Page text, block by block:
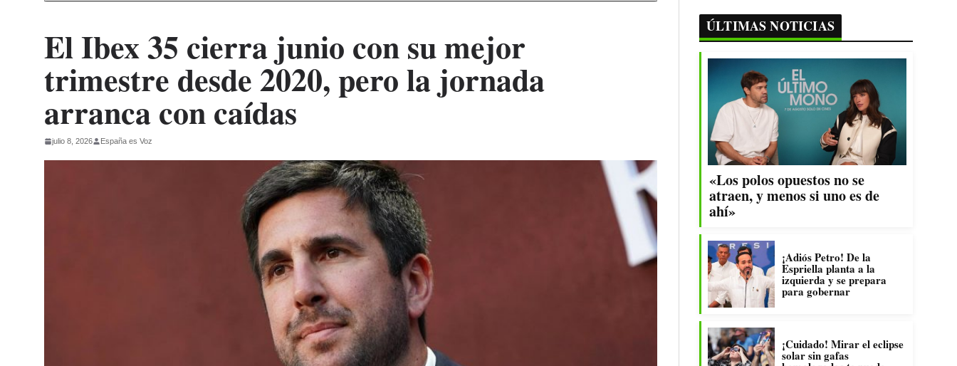
El Ibex 35 cierra junio con su mejor
trimestre desde 2020, pero la jornada
arranca con caídas
julio 8, 2026 España es Voz
ÚLTIMAS NOTICIAS
«Los polos opuestos no se
atraen, y menos si uno es de
ahí»
¡Adiós Petro! De la
Espriella planta a la
izquierda y se prepara
para gobernar
¡Cuidado! Mirar el eclipse
solar sin gafas